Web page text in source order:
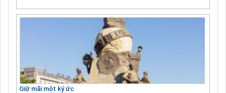
Giữ mãi một ký ức